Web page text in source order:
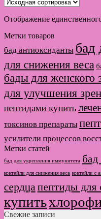
Отображение
Метки товаров
бад антиоксиданты бад
для снижения веса
бады для женского
для улучшения
пептидами купить
токсинов препараты
усилители процессов
Метки статей
бад для укрепления иммунитета бад
коктейли для снижения веса коктейли с
сердца пептиды для
купить
Свежие записи